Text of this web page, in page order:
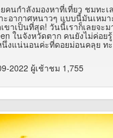
คนกำลังมองหาที่เที่ยว ชมทะเ
ะอากาศหนาวๆ แบบนี้มันเหม
ขาเป็นที่สุด! วันนี้เราก็เลยจะ
ในจังหวัดตาก คนยังไม่ค่อย
งแน่นอนค่ะที่ดอยม่อนคลุย ท
2022 ผู้เช้าชม 1,755